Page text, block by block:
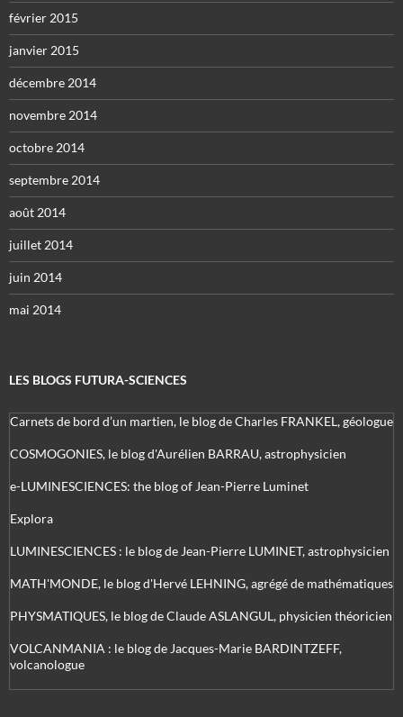
février 2015
janvier 2015
décembre 2014
novembre 2014
octobre 2014
septembre 2014
août 2014
juillet 2014
juin 2014
mai 2014
LES BLOGS FUTURA-SCIENCES
Carnets de bord d’un martien, le blog de Charles FRANKEL, géologue
COSMOGONIES, le blog d'Aurélien BARRAU, astrophysicien
e-LUMINESCIENCES: the blog of Jean-Pierre Luminet
Explora
LUMINESCIENCES : le blog de Jean-Pierre LUMINET, astrophysicien
MATH'MONDE, le blog d'Hervé LEHNING, agrégé de mathématiques
PHYSMATIQUES, le blog de Claude ASLANGUL, physicien théoricien
VOLCANMANIA : le blog de Jacques-Marie BARDINTZEFF,
volcanologue